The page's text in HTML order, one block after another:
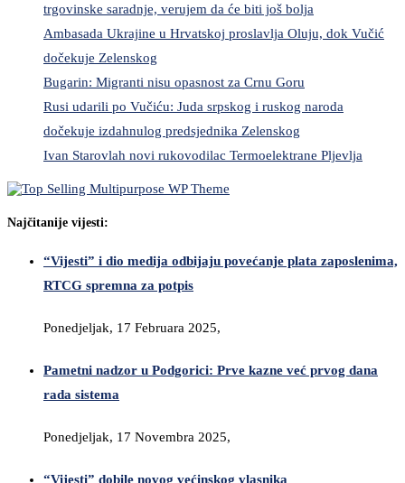
trgovinske saradnje, verujem da će biti još bolja
Ambasada Ukrajine u Hrvatskoj proslavlja Oluju, dok Vučić
dočekuje Zelenskog
Bugarin: Migranti nisu opasnost za Crnu Goru
Rusi udarili po Vučiću: Juda srpskog i ruskog naroda
dočekuje izdahnulog predsjednika Zelenskog
Ivan Starovlah novi rukovodilac Termoelektrane Pljevlja
Najčitanije vijesti:
“Vijesti” i dio medija odbijaju povećanje plata zaposlenima,
RTCG spremna za potpis
Ponedjeljak, 17 Februara 2025,
Pametni nadzor u Podgorici: Prve kazne već prvog dana
rada sistema
Ponedjeljak, 17 Novembra 2025,
“Vijesti” dobile novog većinskog vlasnika